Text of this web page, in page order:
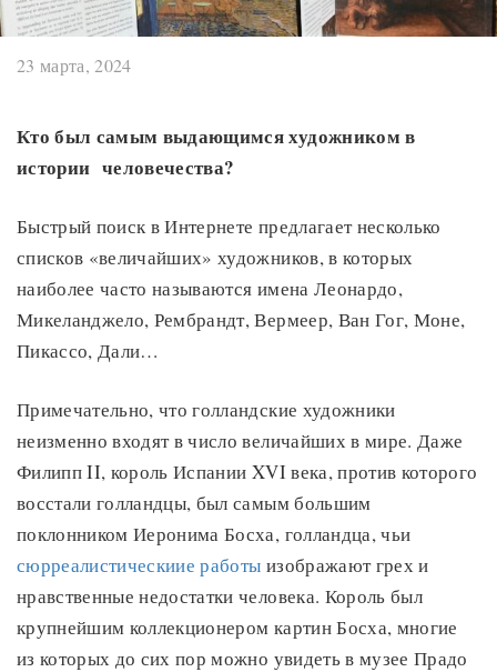
23 марта, 2024
Кто был самым выдающимся художником в
истории человечества?
Быстрый поиск в Интернете предлагает несколько
списков «величайших» художников, в которых
наиболее часто называются имена Леонардо,
Микеланджело, Рембрандт, Вермеер, Ван Гог, Моне,
Пикассо, Дали…
Примечательно, что голландские художники
неизменно входят в число величайших в мире. Даже
Филипп II, король Испании XVI века, против которого
восстали голландцы, был самым большим
поклонником Иеронима Босха, голландца, чьи
сюрреалистическиие работы изображают грех и
нравственные недостатки человека. Король был
крупнейшим коллекционером картин Босха, многие
из которых до сих пор можно увидеть в музее Прадо